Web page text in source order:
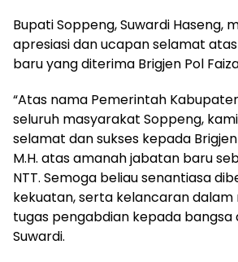
Bupati Soppeng, Suwardi Haseng,
apresiasi dan ucapan selamat
baru yang diterima Brigjen Pol
“Atas nama Pemerintah
seluruh masyarakat Soppeng,
selamat dan sukses kepada Brigjen
M.H. atas amanah jabatan baru
NTT. Semoga beliau senantiasa
kekuatan, serta kelancaran dalam
tugas pengabdian kepada bangsa
Suwardi.